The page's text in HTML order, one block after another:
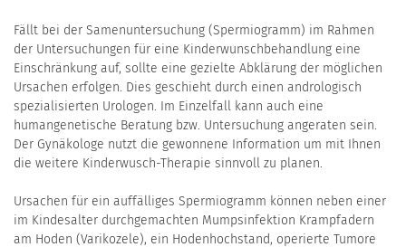
Fällt bei der Samenuntersuchung (Spermiogramm) im Rahmen
der Untersuchungen für eine Kinderwunschbehandlung eine
Einschränkung auf, sollte eine gezielte Abklärung der möglichen
Ursachen erfolgen. Dies geschieht durch einen andrologisch
spezialisierten Urologen. Im Einzelfall kann auch eine
humangenetische Beratung bzw. Untersuchung angeraten sein.
Der Gynäkologe nutzt die gewonnene Information um mit Ihnen
die weitere Kinderwusch-Therapie sinnvoll zu planen.
Ursachen für ein auffälliges Spermiogramm können neben einer
im Kindesalter durchgemachten Mumpsinfektion Krampfadern
am Hoden (Varikozele), ein Hodenhochstand, operierte Tumore